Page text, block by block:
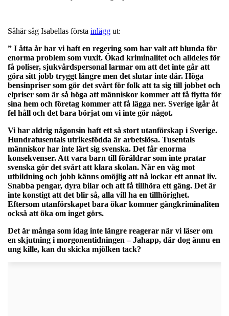
Såhär såg Isabellas första inlägg ut:
” I åtta år har vi haft en regering som har valt att blunda för
enorma problem som vuxit. Ökad kriminalitet och alldeles för
få poliser, sjukvårdspersonal larmar om att det inte går att
göra sitt jobb tryggt längre men det slutar inte där. Höga
bensinpriser som gör det svårt för folk att ta sig till jobbet och
elpriser som är så höga att människor kommer att få flytta för
sina hem och företag kommer att få lägga ner. Sverige igår åt
fel håll och det bara börjat om vi inte gör något.
Vi har aldrig någonsin haft ett så stort utanförskap i Sverige.
Hundratusentals utrikesfödda är arbetslösa. Tusentals
människor har inte lärt sig svenska. Det får enorma
konsekvenser. Att vara barn till föräldrar som inte pratar
svenska gör det svårt att klara skolan. När en väg mot
utbildning och jobb känns omöjlig att nå lockar ett annat liv.
Snabba pengar, dyra bilar och att få tillhöra ett gäng. Det är
inte konstigt att det blir så, alla vill ha en tillhörighet.
Eftersom utanförskapet bara ökar kommer gängkriminaliten
också att öka om inget görs.
Det är många som idag inte längre reagerar när vi läser om
en skjutning i morgonentidningen – Jahapp, där dog ännu en
ung kille, kan du skicka mjölken tack?